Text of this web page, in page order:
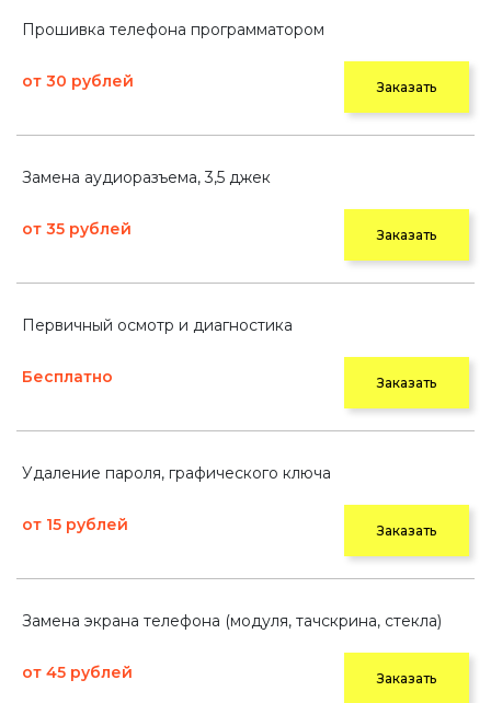
Прошивка телефона программатором
от 30 рублей Заказать
Замена аудиоразъема, 3,5 джек
от 35 рублей Заказать
Первичный осмотр и диагностика
Бесплатно Заказать
Удаление пароля, графического ключа
от 15 рублей Заказать
Замена экрана телефона (модуля, тачскрина, стекла)
от 45 рублей Заказать